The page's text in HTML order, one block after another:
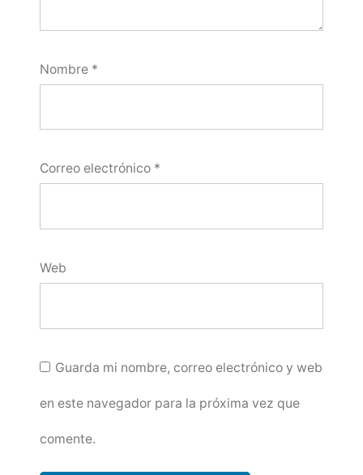
Nombre *
Correo electrónico *
Web
Guarda mi nombre, correo electrónico y web
en este navegador para la próxima vez que
comente.